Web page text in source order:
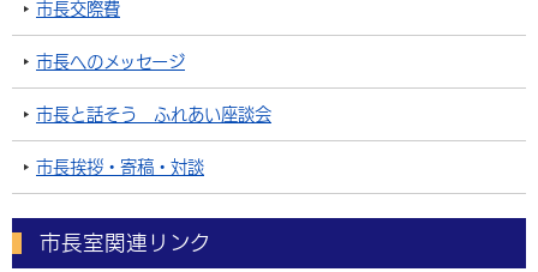
市長交際費
市長へのメッセージ
市長と話そう ふれあい座談会
市長挨拶・寄稿・対談
市長室関連リンク